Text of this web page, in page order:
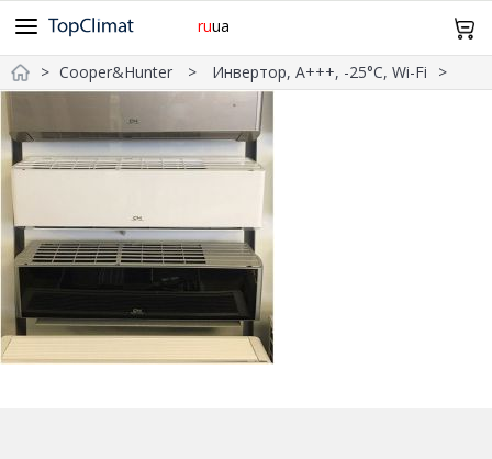
ruua
Cooper&Hunter Midea Gree Samsung Idea
Samurai Mitsubishi Heavy
Daiko SkyLux
Инверторные
-20°С и Ниже Дизайн
21~25м² 26~35м²
098 943 64 12
Главная
Про нас Контакты
Возврат и обмен
Корзина
Cooper&Hunter Инвертор, А+++, -25°С, Wi-Fi